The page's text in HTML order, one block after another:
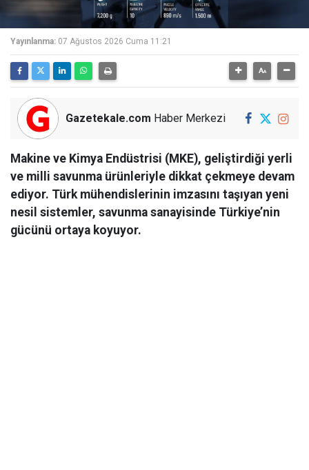
Yayınlanma: 07 Ağustos 2026 Cuma 11:21
Gazetekale.com Haber Merkezi
Makine ve Kimya Endüstrisi (MKE), geliştirdiği yerli
ve milli savunma ürünleriyle dikkat çekmeye devam
ediyor. Türk mühendislerinin imzasını taşıyan yeni
nesil sistemler, savunma sanayisinde Türkiye’nin
gücünü ortaya koyuyor.